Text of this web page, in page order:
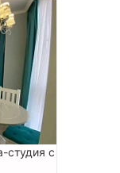
студия с